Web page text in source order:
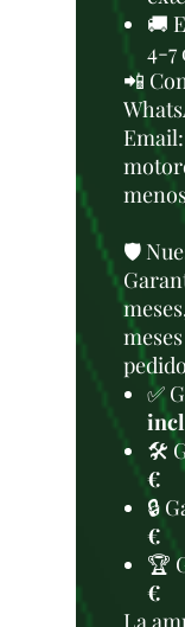
🚚
4-7
📲
🛡️
✅
🛠️
€
🔒
€
🏆
€
La